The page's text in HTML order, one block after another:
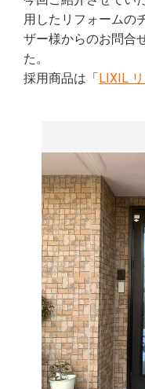
用したリフォームの
ザー様からのお問合
た。
採用商品は「LIXIL